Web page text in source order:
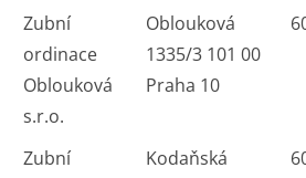
Zubní
ordinace
Oblouková
s.r.o.
Oblouková
1335/3 101 00
Praha 10
Zubní
Kodaňská